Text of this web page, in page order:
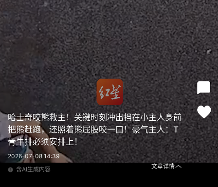
哈士奇咬熊救主！关键时刻冲出挡在小主人身前
把熊赶跑，还照着熊屁股咬一口！豪气主人：T
骨牛排必须安排上！
2026-07-08 14:39
含AI生成内容
文章详情